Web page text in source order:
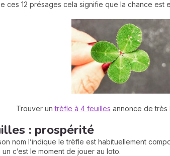
ces 12 présages cela signifie que la chance est
Trouver untrèfle à 4 feuilles annonce de très
: prospérité
nom l’indique le trèfle est habituellement
c’est le moment de jouer au loto.